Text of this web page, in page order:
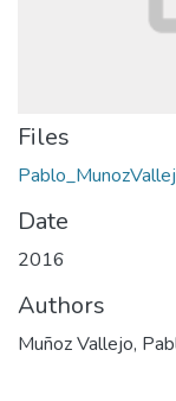
Files
Date
2016
Authors
Muñoz Vallejo,